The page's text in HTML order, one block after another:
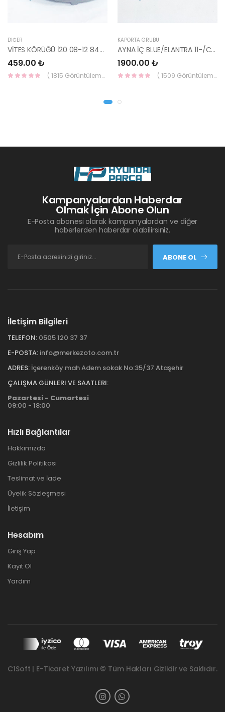
DIĞER
VİTES KÖRÜĞÜ İ20 08-12 84640-1J000-YS
459.00 ₺
( 1815 Görüntüleme )
KAPORTA GRUBU
AYNA İÇ BLUE/ELANTRA 11-/CEED 10-/RİO 12-/SPORTAGE 11- 85101-3X100-HMC
1900.00 ₺
( 1509 Görüntüleme )
Kampanyalardan Haberdar
Olmak İçin Abone Olun
E-Posta abonesi olarak kampanyalardan ve diğer
haberlerden haberdar olabilirsiniz.
ABONE OL
İletişim Bilgileri
TELEFON: 0505 120 37 37
E-POSTA: info@merkezoto.com.tr
ADRES: İçerenköy mah Adem sokak No:35/37 Ataşehir
ÇALIŞMA GÜNLERI VE SAATLERI:
Pazartesi - Cumartesi
09:00 - 18:00
Hızlı Bağlantılar
Hakkımızda
Gizlilik Politikası
Teslimat ve İade
Üyelik Sözleşmesi
İletişim
Hesabım
Giriş Yap
Kayıt Ol
Yardım
C1Soft | E-Ticaret Yazılımı © Tüm Hakları Gizlidir ve Saklıdır.